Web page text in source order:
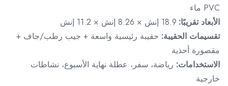
PVC ماء
الأبعاد تقريبًا:
تقسيمات الحقيبة: حقيبة رئيسية واسعة + جيب رطب/جاف +
مقصورة أحذية
الاستخدامات: رياضة، سفر، عطلة نهاية الأسبوع، نشاطات
خارجية